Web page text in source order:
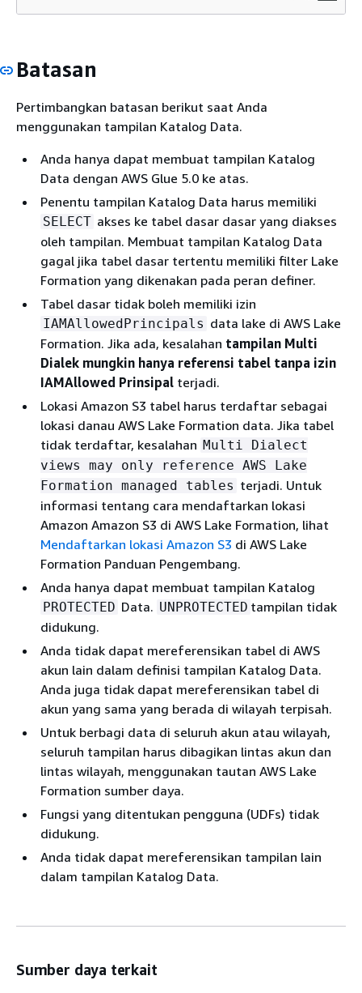
Batasan
Pertimbangkan batasan berikut saat Anda
menggunakan tampilan Katalog Data.
Anda hanya dapat membuat tampilan Katalog
Data dengan AWS Glue 5.0 ke atas.
Penentu tampilan Katalog Data harus memiliki
SELECT akses ke tabel dasar dasar yang diakses
oleh tampilan. Membuat tampilan Katalog Data
gagal jika tabel dasar tertentu memiliki filter Lake
Formation yang dikenakan pada peran definer.
Tabel dasar tidak boleh memiliki izin
IAMAllowedPrincipals data lake di AWS Lake
Formation. Jika ada, kesalahan tampilan Multi
Dialek mungkin hanya referensi tabel tanpa izin
IAMAllowed Prinsipal terjadi.
Lokasi Amazon S3 tabel harus terdaftar sebagai
lokasi danau AWS Lake Formation data. Jika tabel
tidak terdaftar, kesalahan Multi Dialect
views may only reference AWS Lake
Formation managed tables terjadi. Untuk
informasi tentang cara mendaftarkan lokasi
Amazon Amazon S3 di AWS Lake Formation, lihat
Mendaftarkan lokasi Amazon S3 di AWS Lake
Formation Panduan Pengembang.
Anda hanya dapat membuat tampilan Katalog
PROTECTED Data. UNPROTECTED tampilan tidak
didukung.
Anda tidak dapat mereferensikan tabel di AWS
akun lain dalam definisi tampilan Katalog Data.
Anda juga tidak dapat mereferensikan tabel di
akun yang sama yang berada di wilayah terpisah.
Untuk berbagi data di seluruh akun atau wilayah,
seluruh tampilan harus dibagikan lintas akun dan
lintas wilayah, menggunakan tautan AWS Lake
Formation sumber daya.
Fungsi yang ditentukan pengguna (UDFs) tidak
didukung.
Anda tidak dapat mereferensikan tampilan lain
dalam tampilan Katalog Data.
Sumber daya terkait